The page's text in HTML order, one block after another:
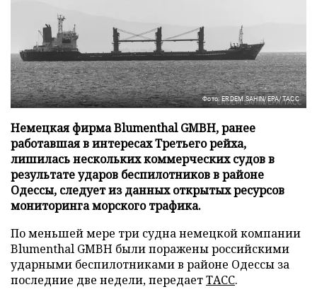
Фото: ERDEM SAHIN/EPA/ТАСС
Немецкая фирма Blumenthal GMBH, ранее
работавшая в интересах Третьего рейха,
лишилась нескольких коммерческих судов в
результате ударов беспилотников в районе
Одессы, следует из данных открытых ресурсов
мониторинга морского трафика.
По меньшей мере три судна немецкой компании
Blumenthal GMBH были поражены российскими
ударными беспилотниками в районе Одессы за
последние две недели, передаетТАСС.